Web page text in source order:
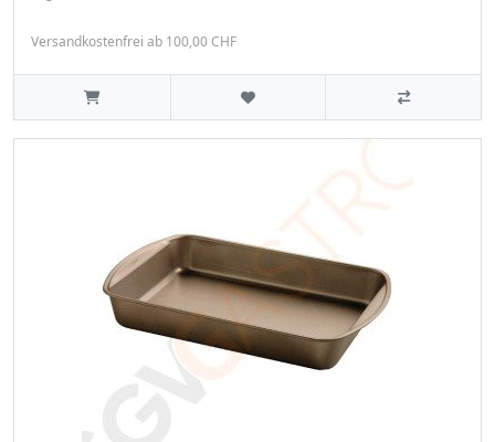
Versandkostenfrei ab 100,00 CHF